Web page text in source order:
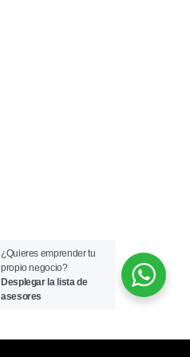
¿Quieres emprender tu
propio negocio?
Desplegar la lista de
asesores